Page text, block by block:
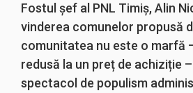
Fostul șef al PNL Timiș, Alin
vinderea comunelor propusă
comunitatea nu este o marfă
redusă la un preț de achiziție
spectacol de populism